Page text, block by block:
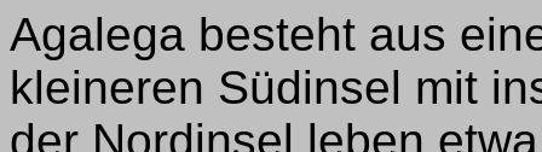
Agalega besteht aus
kleineren Südinsel mit
der Nordinsel leben